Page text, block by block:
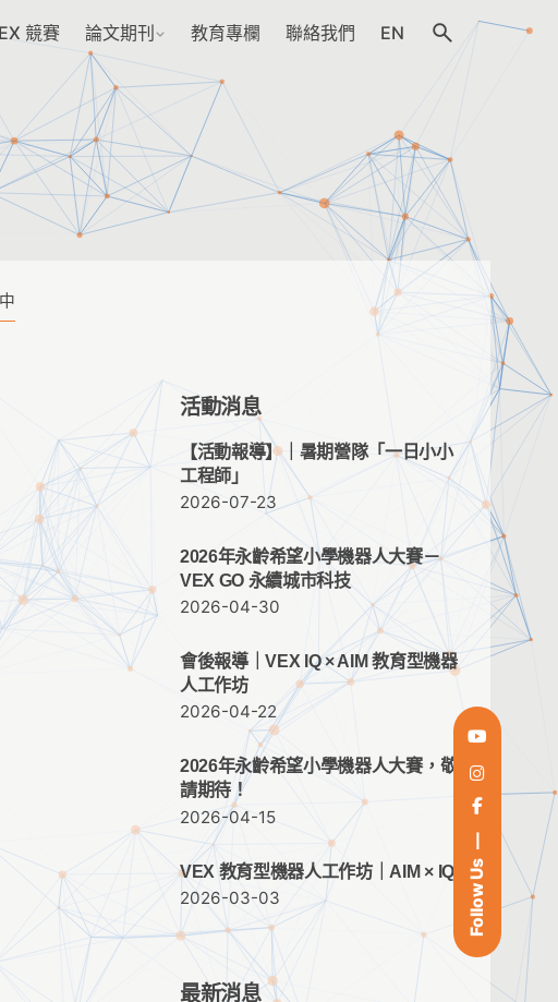
Follow Us
競賽 論文期刊 教育專欄 聯絡我們 EN
活動消息
【活動報導】｜暑期營隊「一日小小
工程師」
2026-07-23
2026年永齡希望小學機器人大賽－
VEX GO 永續城市科技
2026-04-30
會後報導｜VEX IQ × AIM 教育型機器
人工作坊
2026-04-22
2026年永齡希望小學機器人大賽，敬
請期待！
2026-04-15
VEX 教育型機器人工作坊｜AIM × IQ
2026-03-03
最新消息